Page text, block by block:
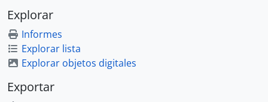
Explorar
Informes
Explorar lista
Explorar objetos digitales
Exportar